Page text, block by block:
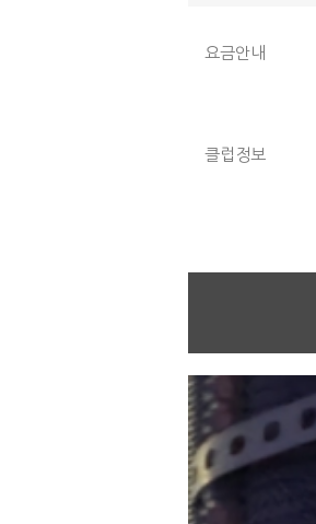
요금안내
클럽정보